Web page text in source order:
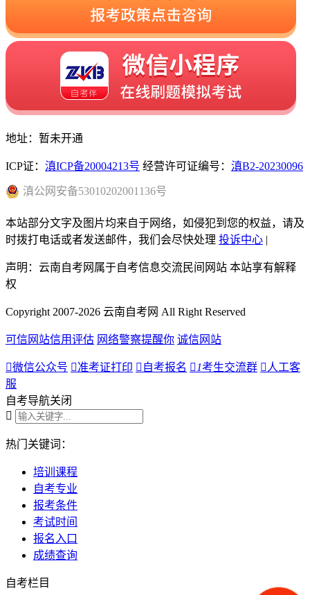
地址：暂未开通
ICP证： 滇ICP备20004213号 经营许可证编号： 滇B2-20230096
滇公网安备53010202001136号
本站部分文字及图片均来自于网络，如侵犯到您的权益，请及
时拨打电话或者发送邮件，我们会尽快处理 投诉中心 |
声明：云南自考网属于自考信息交流民间网站 本站享有解释
权
Copyright 2007-2026 云南自考网 All Right Reserved
可信网站信用评估 网络警察提醒你 诚信网站
微信公众号 准考证打印  自考报名  1考生交流群  人工客
服
自考导航关闭

热门关键词：
培训课程
自考专业
报考条件
考试时间
报名入口
成绩查询
自考栏目